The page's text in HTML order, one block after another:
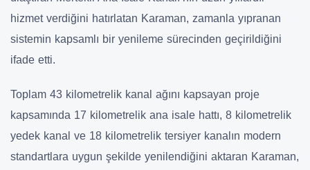
hizmet verdiğini hatırlatan Karaman, zamanla yıpranan
sistemin kapsamlı bir yenileme sürecinden geçirildiğini
ifade etti.
Toplam 43 kilometrelik kanal ağını kapsayan proje
kapsamında 17 kilometrelik ana isale hattı, 8 kilometrelik
yedek kanal ve 18 kilometrelik tersiyer kanalın modern
standartlara uygun şekilde yenilendiğini aktaran Karaman,